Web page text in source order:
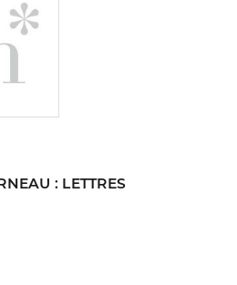
: LETTRES